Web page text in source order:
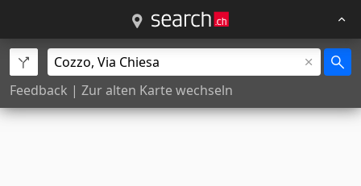
Feedback | Zur alten Karte wechseln